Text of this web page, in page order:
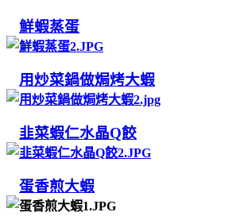
鮮蝦蒸蛋
用炒菜鍋做焗烤大蝦
韭菜蝦仁水晶Q餃
蛋香煎大蝦